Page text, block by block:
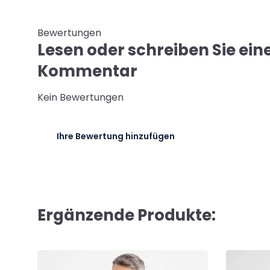
Bewertungen
Lesen oder schreiben Sie
Kommentar
Kein Bewertungen
Ihre Bewertung hinzufügen
Ergänzende Produkte: